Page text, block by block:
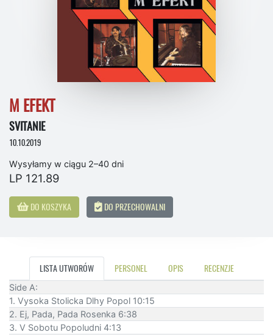
M EFEKT
SVITANIE
10.10.2019
Wysyłamy w ciągu 2–40 dni
LP 121.89
DO KOSZYKA DO PRZECHOWALNI
LISTA UTWORÓW PERSONEL OPIS RECENZJE
Side A:
1. Vysoka Stolicka Dlhy Popol 10:15
2. Ej, Pada, Pada Rosenka 6:38
3. V Sobotu Popoludni 4:13